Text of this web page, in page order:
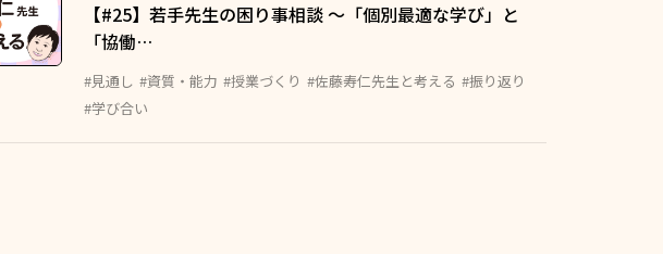
【#25】若手先生の困り事相談 ～「個別最適な学び」と
「協働…
#見通し #資質・能力 #授業づくり #佐藤寿仁先生と考える #振り返り
#学び合い